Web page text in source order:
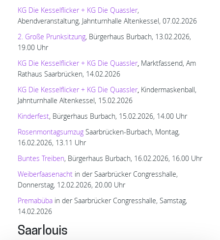
KG Die Kesselflicker + KG Die Quassler,
Abendveranstaltung, Jahnturnhalle Altenkessel, 07.02.2026
2. Große Prunksitzung, Bürgerhaus Burbach, 13.02.2026,
19.00 Uhr
KG Die Kesselflicker + KG Die Quassler, Marktfassend, Am
Rathaus Saarbrücken, 14.02.2026
KG Die Kesselflicker + KG Die Quassler, Kindermaskenball,
Jahnturnhalle Altenkessel, 15.02.2026
Kinderfest, Bürgerhaus Burbach, 15.02.2026, 14.00 Uhr
Rosenmontagsumzug Saarbrücken-Burbach, Montag,
16.02.2026, 13.11 Uhr
Buntes Treiben, Bürgerhaus Burbach, 16.02.2026, 16.00 Uhr
Weiberfaasenacht in der Saarbrücker Congresshalle,
Donnerstag, 12.02.2026, 20.00 Uhr
Premabüba in der Saarbrücker Congresshalle, Samstag,
14.02.2026
Saarlouis